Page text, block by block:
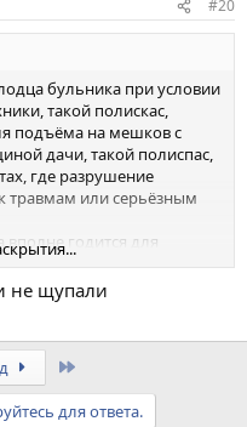
#20
бульника при условии
такой полискас,
подъёма на мешков с
дачи, такой полиспас,
где разрушение
травмам или серьёзным
вполне годится для
на даче
не щупали
для ответа.